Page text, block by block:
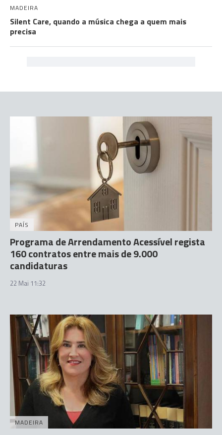
MADEIRA
Silent Care, quando a música chega a quem mais
precisa
PAÍS
Programa de Arrendamento Acessível regista
160 contratos entre mais de 9.000
candidaturas
22 Mai 11:32
MADEIRA